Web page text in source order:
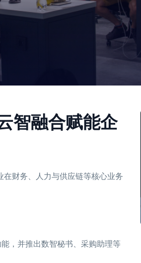
智融合赋能企
财务、人力与供应链等核心业务
，并推出数智秘书、采购助理等